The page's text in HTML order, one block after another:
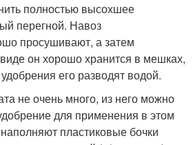
полностью высохшее
перегной. Навоз
просушивают, а затем
он хорошо хранится в мешках,
его разводят водой.
не очень много, из него можно
для применения в этом
пластиковые бочки